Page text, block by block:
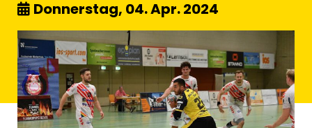
Donnerstag, 04. Apr. 2024